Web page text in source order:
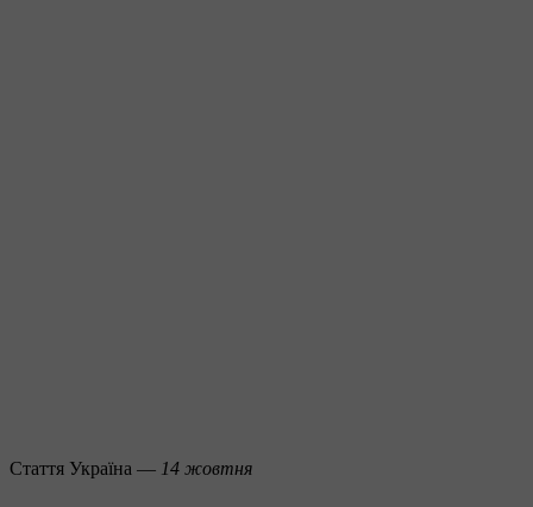
Стаття Україна — 14 жовтня